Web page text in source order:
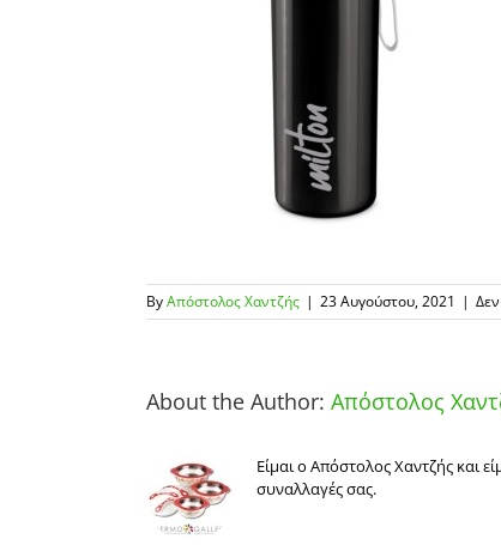
ByΑπόστολος Χαντζής | 23 Αυγούστου, 2021 |
About the Author: Απόστολος
Είμαι ο Απόστολος Χαντζής και
συναλλαγές σας.